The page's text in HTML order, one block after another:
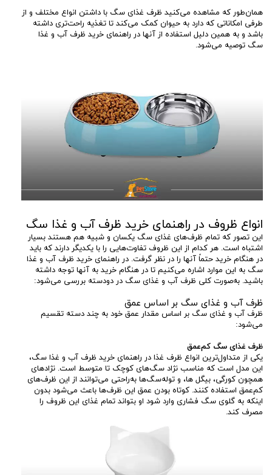
همان‌طور که مشاهده می‌کنید ظرف غذای سگ با داشتن انواع مختلف و از
طرفی امکاناتی که دارد به حیوان کمک می‌کند تا تغذیه راحت‌تری داشته
باشد و به همین دلیل استفاده از آنها در راهنمای خرید ظرف آب و غذا
سگ توصیه می‌شود.
انواع ظروف در راهنمای خرید ظرف آب و غذا سگ
این تصور که تمام ظرف‌های غذای سگ یکسان و شبیه هم هستند بسیار
اشتباه است. هر کدام از این ظروف تفاوت‌هایی را با یکدیگر دارند که باید
در هنگام خرید حتماً آنها را در نظر گرفت. در راهنمای خرید ظرف آب و غذا
سگ به این موارد اشاره می‌کنیم تا در هنگام خرید به آنها توجه داشته
باشید. به‌صورت کلی ظرف آب و غذای سگ در دودسته بررسی می‌شود:
ظرف آب و غذای سگ بر اساس عمق
ظرف آب و غذای سگ بر اساس مقدار عمق خود به چند دسته تقسیم
می‌شود:
ظرف غذای سگ کم‌عمق
یکی از متداول‌ترین انواع ظرف غذا در راهنمای خرید ظرف آب و غذا سگ،
این مدل است که مناسب نژاد سگ‌های کوچک تا متوسط است. نژادهای
همچون کورگی، بیگل ها، و توله‌سگ‌ها به‌راحتی می‌توانند از این ظرف‌های
کم‌عمق استفاده کنند. کوتاه بودن عمق این ظرف‌ها باعث می‌شود بدون
اینکه به گلوی سگ فشاری وارد شود او بتواند تمام غذای این ظروف را
مصرف کند.